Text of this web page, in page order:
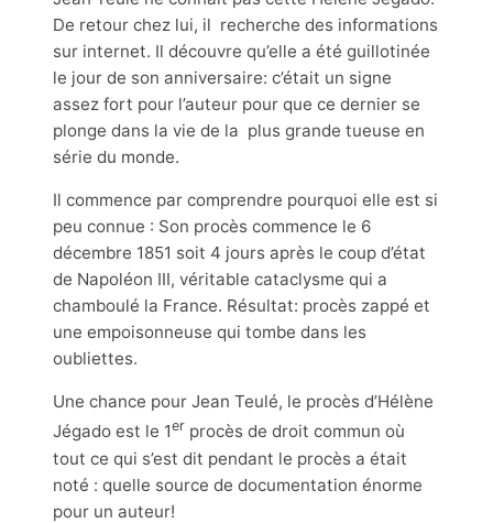
De retour chez lui, il recherche des informations
sur internet. Il découvre qu’elle a été guillotinée
le jour de son anniversaire: c’était un signe
assez fort pour l’auteur pour que ce dernier se
plonge dans la vie de la plus grande tueuse en
série du monde.
Il commence par comprendre pourquoi elle est si
peu connue : Son procès commence le 6
décembre 1851 soit 4 jours après le coup d’état
de Napoléon III, véritable cataclysme qui a
chamboulé la France. Résultat: procès zappé et
une empoisonneuse qui tombe dans les
oubliettes.
Une chance pour Jean Teulé, le procès d’Hélène
Jégado est le 1er procès de droit commun où
tout ce qui s’est dit pendant le procès a était
noté : quelle source de documentation énorme
pour un auteur!